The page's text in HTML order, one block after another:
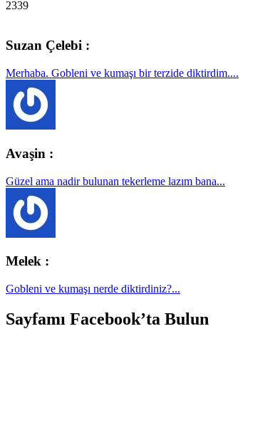
2339
Suzan Çelebi :
Merhaba. Gobleni ve kumaşı bir terzide diktirdim....
Avaşin :
Güzel ama nadir bulunan tekerleme lazım bana...
Melek :
Gobleni ve kumaşı nerde diktirdiniz?...
Sayfamı Facebook’ta Bulun